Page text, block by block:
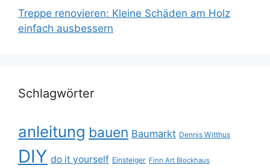
Treppe renovieren: Kleine Schäden am Holz
einfach ausbessern
Schlagwörter
anleitung bauen Baumarkt Dennis Witthus
DIY do it yourself Einsteiger Finn Art Blockhaus